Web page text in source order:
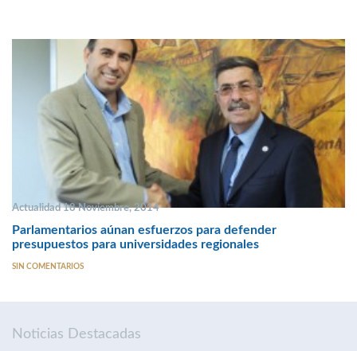
Actualidad 18 Noviembre, 2014
Parlamentarios aúnan esfuerzos para defender
presupuestos para universidades regionales
SIN COMENTARIOS
Noticias Destacadas